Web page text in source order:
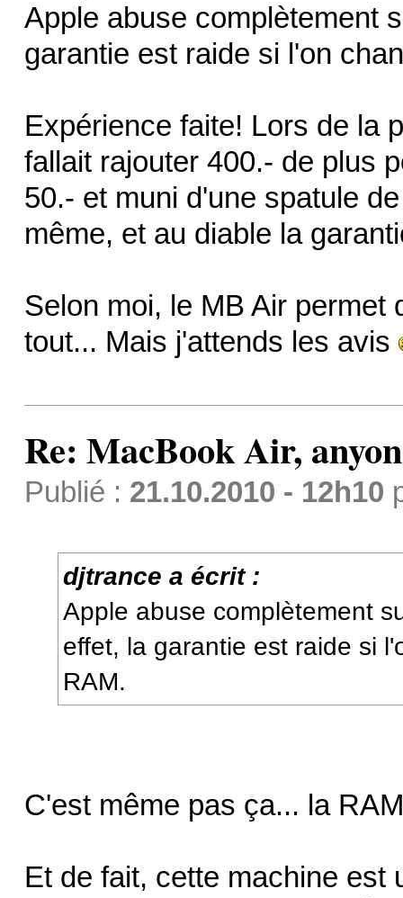
Apple abuse complètement
garantie est raide si l'on
Expérience faite! Lors de la
fallait rajouter 400.- de plus
50.- et muni d'une spatule
même, et au diable la
Selon moi, le MB Air permet
tout... Mais j'attends les avis
Re: MacBook Air,
Publié : 21.10.2010 - 12h10
djtrance a écrit :
Apple abuse complètement
effet, la garantie est raide si
RAM.
C'est même pas ça... la
Et de fait, cette machine est